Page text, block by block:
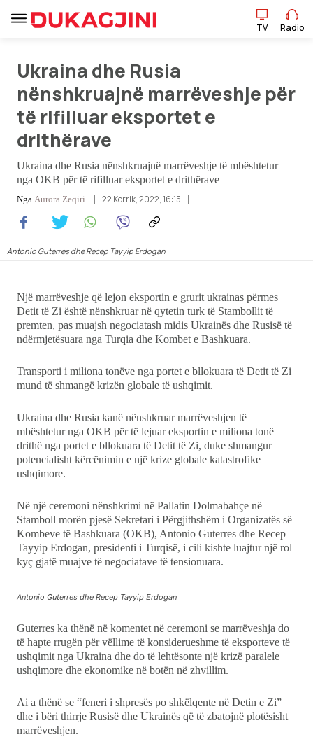
TV Radio
Lajme
Sport
Pikëpamje
Art Jete
Showbiz
Teknologji
Udhëtime
DuVideo
TV Radio
Ukraina dhe Rusia
nënshkruajnë marrëveshje për
të rifilluar eksportet e
drithërave
Ukraina dhe Rusia nënshkruajnë marrëveshje të mbështetur
nga OKB për të rifilluar eksportet e drithërave
Nga Aurora Zeqiri 22 Korrik, 2022, 16:15
Antonio Guterres dhe Recep Tayyip Erdogan
Një marrëveshje që lejon eksportin e grurit ukrainas përmes
Detit të Zi është nënshkruar në qytetin turk të Stambollit të
premten, pas muajsh negociatash midis Ukrainës dhe Rusisë të
ndërmjetësuara nga Turqia dhe Kombet e Bashkuara.
Transporti i miliona tonëve nga portet e bllokuara të Detit të Zi
mund të shmangë krizën globale të ushqimit.
Ukraina dhe Rusia kanë nënshkruar marrëveshjen të
mbështetur nga OKB për të lejuar eksportin e miliona tonë
drithë nga portet e bllokuara të Detit të Zi, duke shmangur
potencialisht kërcënimin e një krize globale katastrofike
ushqimore.
Në një ceremoni nënshkrimi në Pallatin Dolmabahçe në
Stamboll morën pjesë Sekretari i Përgjithshëm i Organizatës së
Kombeve të Bashkuara (OKB), Antonio Guterres dhe Recep
Tayyip Erdogan, presidenti i Turqisë, i cili kishte luajtur një rol
kyç gjatë muajve të negociatave të tensionuara.
Antonio Guterres dhe Recep Tayyip Erdogan
Guterres ka thënë në komentet në ceremoni se marrëveshja do
të hapte rrugën për vëllime të konsiderueshme të eksporteve të
ushqimit nga Ukraina dhe do të lehtësonte një krizë paralele
ushqimore dhe ekonomike në botën në zhvillim.
Ai a thënë se “feneri i shpresës po shkëlqente në Detin e Zi”
dhe i bëri thirrje Rusisë dhe Ukrainës që të zbatojnë plotësisht
marrëveshjen.